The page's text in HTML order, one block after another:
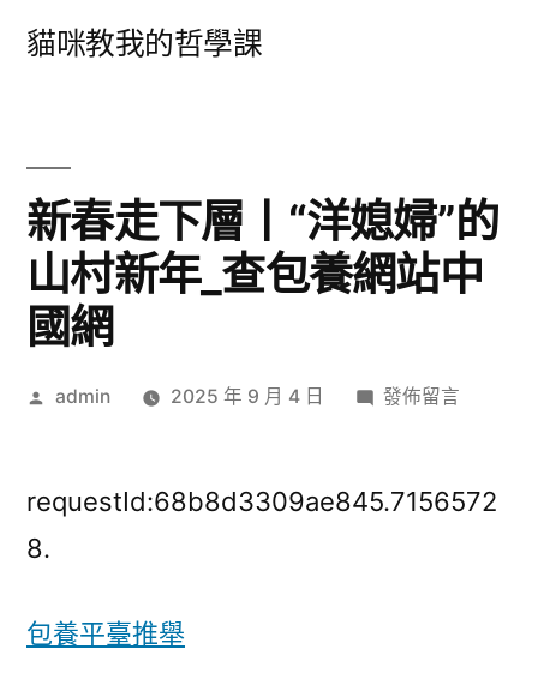
貓咪教我的哲學課
新春走下層丨“洋媳婦”的
山村新年_查包養網站中
國網
作
admin 2025 年 9 月 4 日
在
走
發佈留言
requestId:68b8d3309ae845.7156572
8.
包養平臺推舉